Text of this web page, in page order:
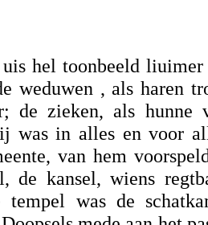
hel toonbeeld
weduwen , als haren
de zieken, als
was in alles en voor
van hem
de kansel, wiens
was de